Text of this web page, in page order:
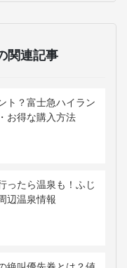
関連記事
ト？富士急ハイラン
お得な購入方法
ったら温泉も！ふじ
辺温泉情報